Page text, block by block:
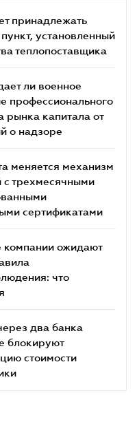
принадлежать
установленный
теплопоставщика
ли военное
профессионального
рынка капитала от
о надзоре
меняется механизм
с трехмесячными
сертификатами
компании ожидают
что
два банка
блокируют
стоимости